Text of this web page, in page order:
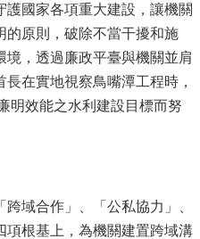
國家各項重大建設，讓機關
的原則，破除不當干擾和施
，透過廉政平臺與機關並肩
在實地視察鳥嘴潭工程時，
明效能之水利建設目標而努
域合作」、「公私協力」、
項根基上，為機關建置跨域溝